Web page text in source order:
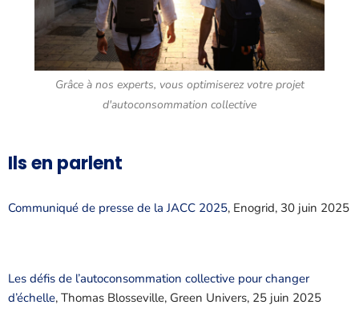
Grâce à nos experts, vous optimiserez votre projet
d'autoconsommation collective
Ils en parlent
Communiqué de presse de la JACC 2025, Enogrid, 30 juin 2025
Les défis de l’autoconsommation collective pour changer
d’échelle, Thomas Blosseville, Green Univers, 25 juin 2025